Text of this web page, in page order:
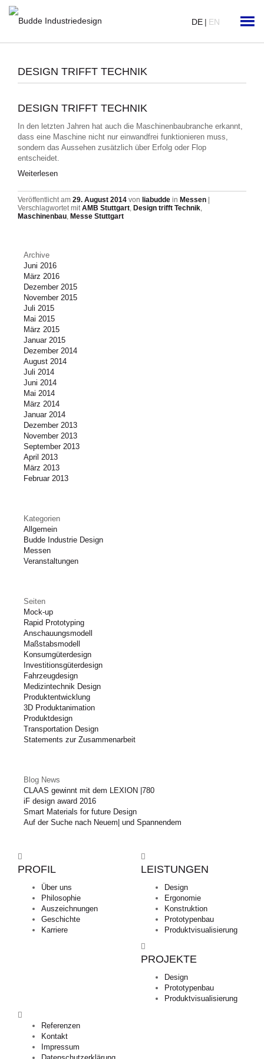
DE | EN
DESIGN TRIFFT TECHNIK
DESIGN TRIFFT TECHNIK
In den letzten Jahren hat auch die Maschinenbaubranche erkannt,
dass eine Maschine nicht nur einwandfrei funktionieren muss,
sondern das Aussehen zusätzlich über Erfolg oder Flop
entscheidet.
Weiterlesen
Veröffentlicht am 29. August 2014 von liabudde in Messen
Verschlagwortet mit AMB Stuttgart, Design trifft Technik,
Maschinenbau, Messe Stuttgart
Archive
Juni 2016
März 2016
Dezember 2015
November 2015
Juli 2015
Mai 2015
März 2015
Januar 2015
Dezember 2014
August 2014
Juli 2014
Juni 2014
Mai 2014
März 2014
Januar 2014
Dezember 2013
November 2013
September 2013
April 2013
März 2013
Februar 2013
Kategorien
Allgemein
Budde Industrie Design
Messen
Veranstaltungen
Seiten
Mock-up
Rapid Prototyping
Anschauungsmodell
Maßstabsmodell
Konsumgüterdesign
Investitionsgüterdesign
Fahrzeugdesign
Medizintechnik Design
Produktentwicklung
3D Produktanimation
Produktdesign
Transportation Design
Statements zur Zusammenarbeit
Blog News
CLAAS gewinnt mit dem LEXION |780
iF design award 2016
Smart Materials for future Design
Auf der Suche nach Neuem| und Spannendem
PROFIL
Über uns
Philosophie
Auszeichnungen
Geschichte
Karriere
LEISTUNGEN
Design
Ergonomie
Konstruktion
Prototypenbau
Produktvisualisierung
PROJEKTE
Design
Prototypenbau
Produktvisualisierung
Referenzen
Kontakt
Impressum